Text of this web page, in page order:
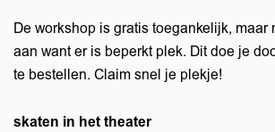
De workshop is gratis toegankelijk, maar
aan want er is beperkt plek. Dit doe je
te bestellen. Claim snel je plekje!
skaten in het theater